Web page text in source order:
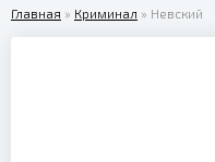
Главная » Криминал » Невский